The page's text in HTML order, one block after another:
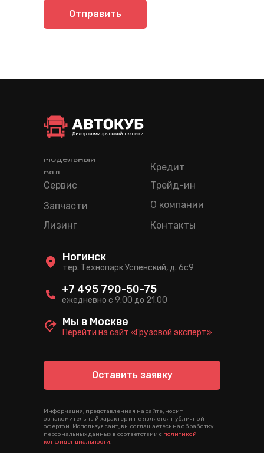
Отправить
Лизинг
Кредит
Трейд-ин
Модельный
ряд
Сервис
Запчасти
О компании
Контакты
Оставить заявку
Информация, представленная на сайте, носит
ознакомительный характер и не является публичной
офертой. Используя сайт, вы соглашаетесь на обработку
персональных данных в соответствии с политикой
конфиденциальности.
тер. Технопарк Успенский, д. 6c9
Ногинск
ежедневно с 9:00 до 21:00
+7 495 790-50-75
Перейти на сайт «Грузовой эксперт»
Мы в Москве